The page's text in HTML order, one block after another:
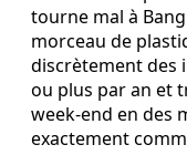
tourne mal à
morceau de
discrètement des
ou plus par an et
week-end en des
exactement